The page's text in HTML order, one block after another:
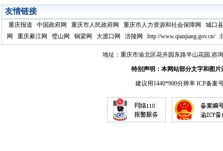
友情链接
重庆报道 中国政府网 重庆市人民政府网 重庆市人力资源和社会保障网
城口
网
重庆綦江网 璧山网 铜梁网 大渡口网 涪陵网 http://www.qianjiang.gov.cn/
地址：重庆市渝北区花卉园东路半山花园;咨
特别声明：本网站部分文字和图
建议用1440*900分辨率 ICP备案